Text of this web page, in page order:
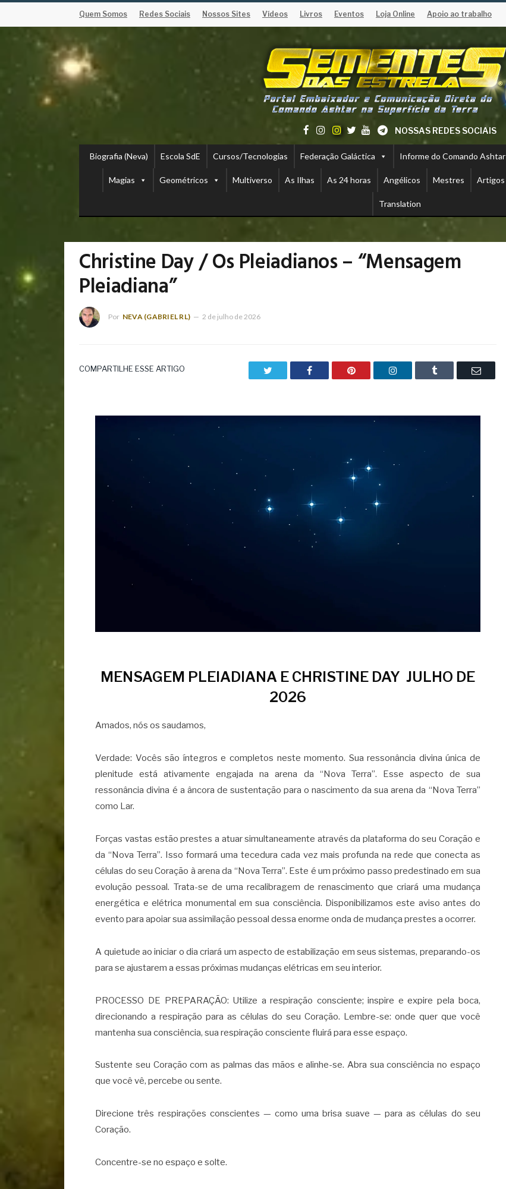
Quem Somos Redes Sociais Nossos Sites Vídeos Livros Eventos Loja Online Apoio ao trabalho
NOSSAS REDES SOCIAIS
Biografia (Neva) Escola SdE Cursos/Tecnologias Federação Galáctica Informe do Comando Ashtar
Magias Geométricos Multiverso As Ilhas As 24 horas Angélicos Mestres Artigos
Translation
Christine Day / Os Pleiadianos – “Mensagem
Pleiadiana”
Por NEVA (GABRIEL RL) 2 de julho de 2026
COMPARTILHE ESSE ARTIGO Facebook Pinterest LinkedIn Tumblr Email
MENSAGEM PLEIADIANA E CHRISTINE DAY JULHO DE
2026
Amados, nós os saudamos,
Verdade: Vocês são íntegros e completos neste momento. Sua ressonância divina única de
plenitude está ativamente engajada na arena da “Nova Terra”. Esse aspecto de sua
ressonância divina é a âncora de sustentação para o nascimento da sua arena da “Nova Terra”
como Lar.
Forças vastas estão prestes a atuar simultaneamente através da plataforma do seu Coração e
da “Nova Terra”. Isso formará uma tecedura cada vez mais profunda na rede que conecta as
células do seu Coração à arena da “Nova Terra”. Este é um próximo passo predestinado em sua
evolução pessoal. Trata-se de uma recalibragem de renascimento que criará uma mudança
energética e elétrica monumental em sua consciência. Disponibilizamos este aviso antes do
evento para apoiar sua assimilação pessoal dessa enorme onda de mudança prestes a ocorrer.
A quietude ao iniciar o dia criará um aspecto de estabilização em seus sistemas, preparando-os
para se ajustarem a essas próximas mudanças elétricas em seu interior.
PROCESSO DE PREPARAÇÃO: Utilize a respiração consciente; inspire e expire pela boca,
direcionando a respiração para as células do seu Coração. Lembre-se: onde quer que você
mantenha sua consciência, sua respiração consciente fluirá para esse espaço.
Sustente seu Coração com as palmas das mãos e alinhe-se. Abra sua consciência no espaço
que você vê, percebe ou sente.
Direcione três respirações conscientes — como uma brisa suave — para as células do seu
Coração.
Concentre-se no espaço e solte.